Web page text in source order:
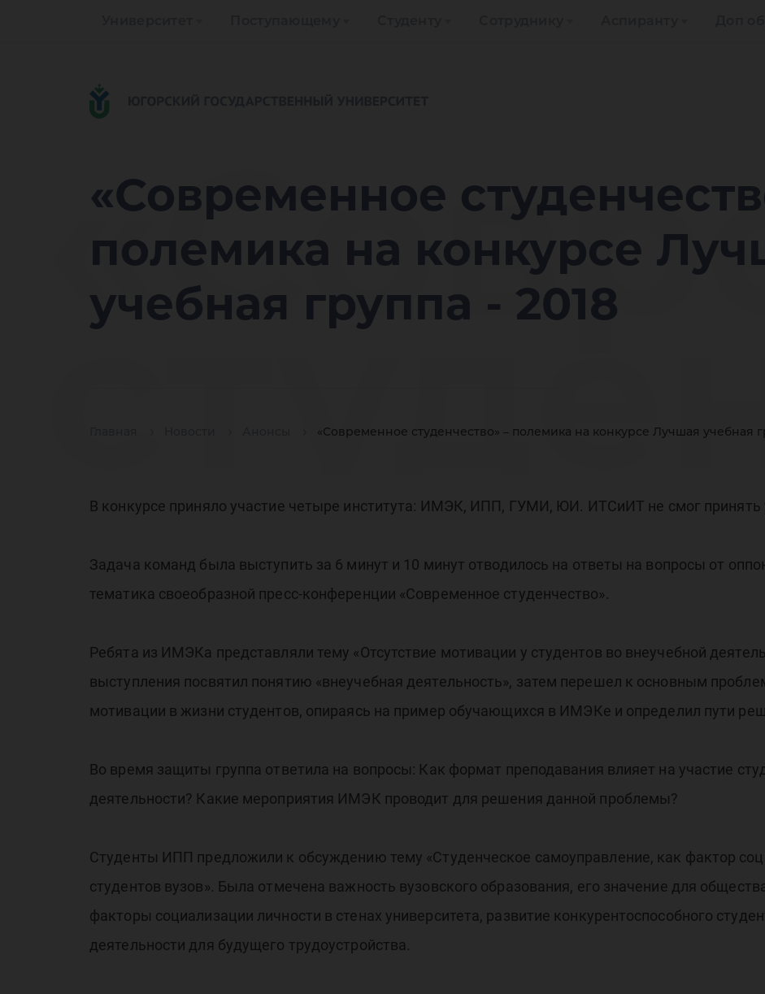
«Современное
полемика на конкурсе
учебная группа - 2018
«Современное студенчество» – полемика на конкурсе Лучшая учебная
–
В конкурсе приняло участие четыре института: ИМЭК, ИПП, ГУМИ, ЮИ. ИТСиИТ не смог принять
Задача команд была выступить за 6 минут и 10 минут отводилось на ответы на вопросы от
тематика своеобразной пресс-конференции «Современное студенчество».
Ребята из ИМЭКа представляли тему «Отсутствие мотивации у студентов во внеучебной
выступления посвятил понятию «внеучебная деятельность», затем перешел к основным
мотивации в жизни студентов, опираясь на пример обучающихся в ИМЭКе и определил пути
Во время защиты группа ответила на вопросы: Как формат преподавания влияет на участие
деятельности? Какие мероприятия ИМЭК проводит для решения данной проблемы?
Студенты ИПП предложили к обсуждению тему «Студенческое самоуправление, как фактор
студентов вузов». Была отмечена важность вузовского образования, его значение для
факторы социализации личности в стенах университета, развитие конкурентоспособного
деятельности для будущего трудоустройства.